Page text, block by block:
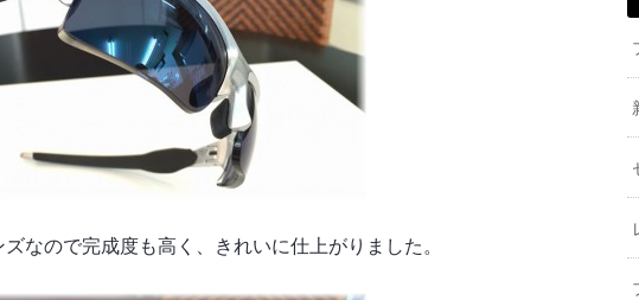
なので完成度も高く、きれいに仕上がりました。